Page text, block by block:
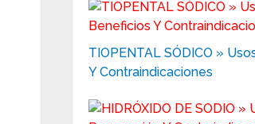
TIOPENTAL SÓDICO »
Y Contraindicaciones